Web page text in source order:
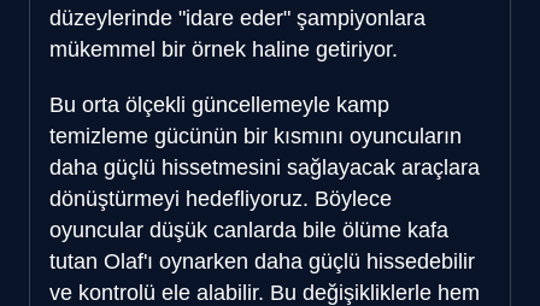
düzeylerinde "idare eder" şampiyonlara
mükemmel bir örnek haline getiriyor.
Bu orta ölçekli güncellemeyle kamp
temizleme gücünün bir kısmını oyuncuların
daha güçlü hissetmesini sağlayacak araçlara
dönüştürmeyi hedefliyoruz. Böylece
oyuncular düşük canlarda bile ölüme kafa
tutan Olaf'ı oynarken daha güçlü hissedebilir
ve kontrolü ele alabilir. Bu değişikliklerle hem